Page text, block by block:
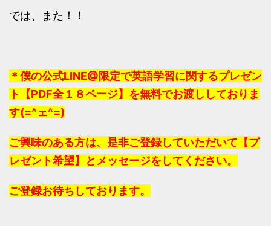
では、また！！
＊僕の公式LINE@限定で英語学習に関するプレゼン
ト【PDF全１８ページ】を無料でお渡ししておりま
す(=^ェ^=)
ご興味のある方は、是非ご登録していただいて【プ
レゼント希望】とメッセージをしてください。
ご登録お待ちしております。